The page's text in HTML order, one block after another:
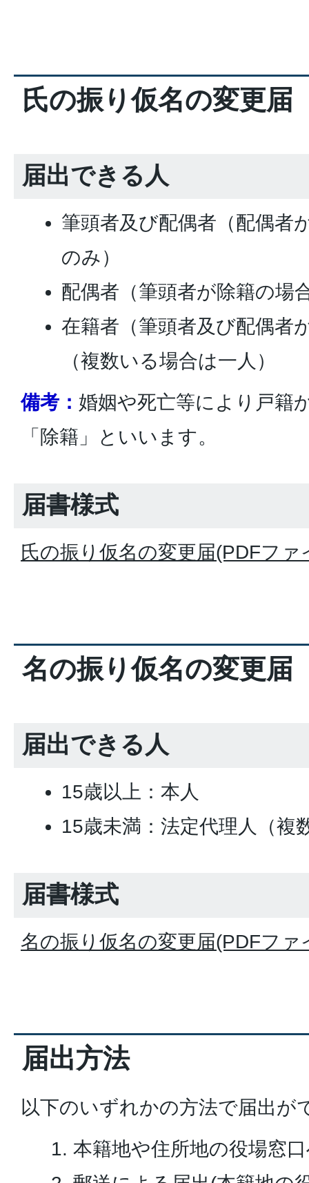
氏の振り仮名の変更届
届出できる人
筆頭者及び配偶者（配偶者
のみ）
配偶者（筆頭者が除籍の場
在籍者（筆頭者及び配偶者
（複数いる場合は一人）
備考： 婚姻や死亡等により戸籍
「除籍」といいます。
届書様式
氏の振り仮名の変更届(PDFフ
名の振り仮名の変更届
届出できる人
15歳以上：本人
15歳未満：法定代理人（複
届書様式
名の振り仮名の変更届(PDFファ
届出方法
以下のいずれかの方法で届出が
本籍地や住所地の役場窓